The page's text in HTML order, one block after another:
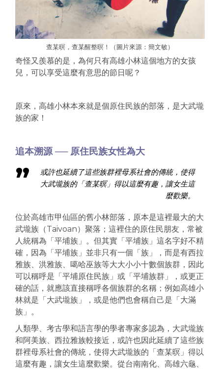
查某暝，查某醒整暝！（圖片來源：簡文敏）
奇怪又羨慕的是，為何只有高雄小林這個地方的女孩
兒，可以享受這麼有意思的節日呢？
原來，高雄小林本來就是個原住民族的部落，是大武壠
族的家！
追本溯源 ── 原住民族女性為大
或許也延續了這些族群裡母系社會的傳統，使得
大武壠族的「查某暝」得以這麼有趣，讓女生這
麼歡樂。
位於高雄市甲仙區的舊小林部落，原本是這裡最大的大
武壠族（Taivoan）聚落；這裡住的原住民朋友，常被
人統稱為「平埔族」。但其實「平埔族」這名字好不精
確，因為「平埔族」並非只有一個「族」，而是有西拉
雅族、洪雅族、噶哈巫族等大大小小十數個族群，因此
可以稱呼是「平埔原住民族」或「平埔族群」，或更正
確的話，就應該直接稱呼各個族群的名稱；例如高雄小
林就是「大武壠族」，或是他們也會稱自己是「大滿
族」。
人類學、考古學和語言學的學者專家多認為，大武壠族
和阿美族、西拉雅族較接近，或許也因此延續了這些族
群裡母系社會的傳統，使得大武壠族的「查某暝」得以
這麼有趣，讓女生這麼歡樂。從台南南化、高雄六龜、